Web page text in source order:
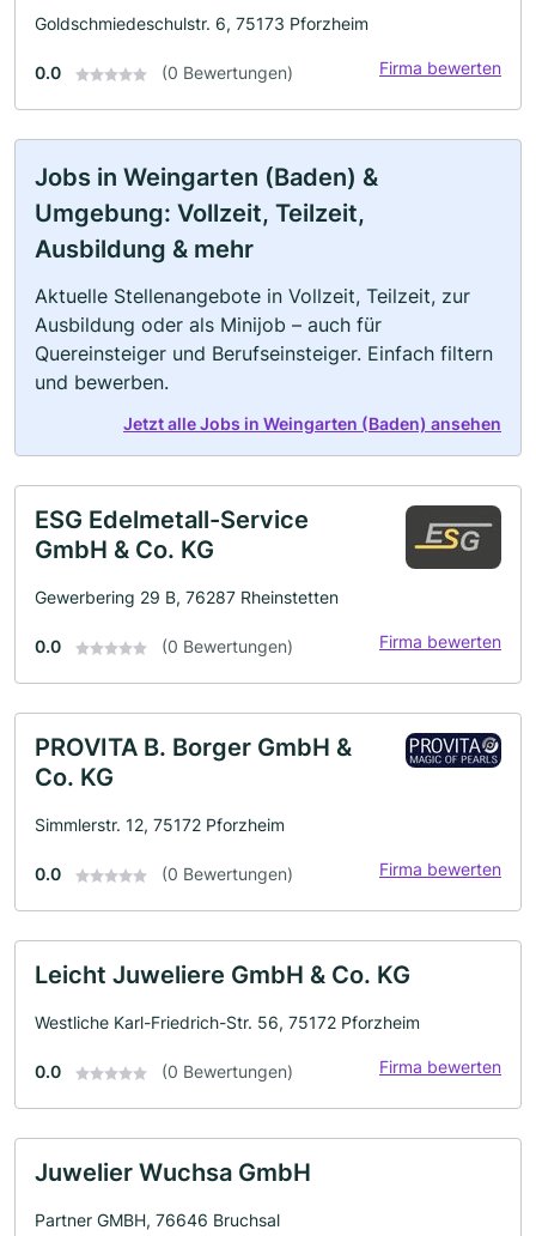
Goldschmiedeschulstr. 6, 75173 Pforzheim
0.0 (0 Bewertungen) Firma bewerten
Jobs in Weingarten (Baden) &
Umgebung: Vollzeit, Teilzeit,
Ausbildung & mehr
Aktuelle Stellenangebote in Vollzeit, Teilzeit, zur
Ausbildung oder als Minijob – auch für
Quereinsteiger und Berufseinsteiger. Einfach filtern
und bewerben.
Jetzt alle Jobs in Weingarten (Baden) ansehen
ESG Edelmetall-Service
GmbH & Co. KG
Gewerbering 29 B, 76287 Rheinstetten
0.0 (0 Bewertungen) Firma bewerten
PROVITA B. Borger GmbH &
Co. KG
Simmlerstr. 12, 75172 Pforzheim
0.0 (0 Bewertungen) Firma bewerten
Leicht Juweliere GmbH & Co. KG
Westliche Karl-Friedrich-Str. 56, 75172 Pforzheim
0.0 (0 Bewertungen) Firma bewerten
Juwelier Wuchsa GmbH
Partner GMBH, 76646 Bruchsal